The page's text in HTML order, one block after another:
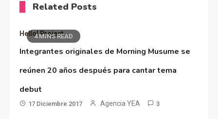
Related Posts
4 MINS READ
Hello! Project
Integrantes originales de Morning Musume se
reúnen 20 años después para cantar tema
debut
17 Diciembre 2017 Agencia YEA 3